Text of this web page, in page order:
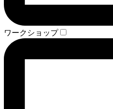
ワークショップ